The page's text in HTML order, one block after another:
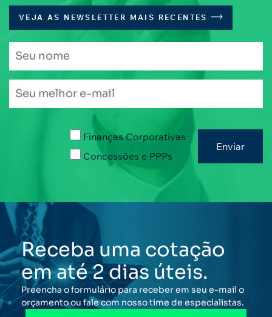
VEJA AS NEWSLETTER MAIS RECENTES
Finanças Corporativas
Concessões e PPPs
Receba uma cotação
em até 2 dias úteis.
Preencha o formulário para receber em seu e-mail o
orçamento ou fale com nosso time de especialistas.